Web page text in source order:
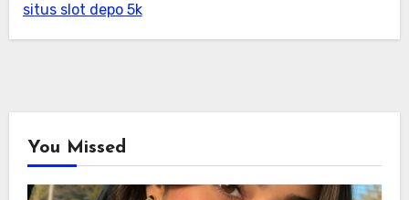
situs slot depo 5k
You Missed